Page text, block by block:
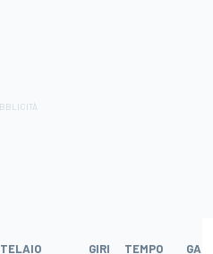
TELAIO GIRI TEMPO GAP